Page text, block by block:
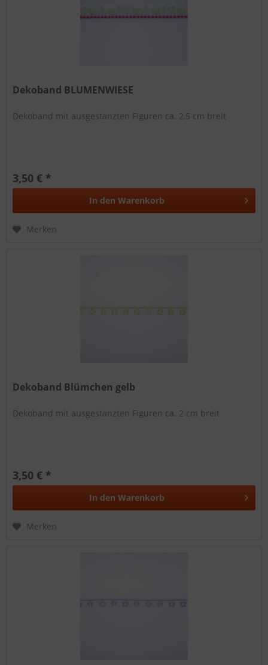
Dekoband BLUMENWIESE
Dekoband mit ausgestanzten Figuren ca. 2,5 cm breit
3,50 € *
In den Warenkorb
Merken
Dekoband Blümchen gelb
Dekoband mit ausgestanzten Figuren ca. 2 cm breit
3,50 € *
In den Warenkorb
Merken